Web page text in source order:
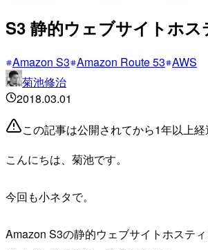
S3 静的ウェブサイトホ
Amazon S3 Amazon Route 53 AWS
菊池修治
2018.03.01
この記事は公開されてから1年以上
こんにちは、菊池です。
今回も小ネタで。
Amazon S3の静的ウェブサイトホステ